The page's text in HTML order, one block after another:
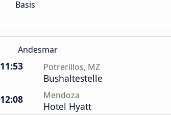
Basis
Andesmar
11:53 Potrerillos, MZ
Bushaltestelle
12:08
Mendoza
Hotel Hyatt